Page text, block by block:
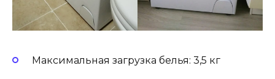
Максимальная загрузка белья: 3,5 кг